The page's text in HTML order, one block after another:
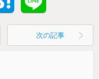
次の記事